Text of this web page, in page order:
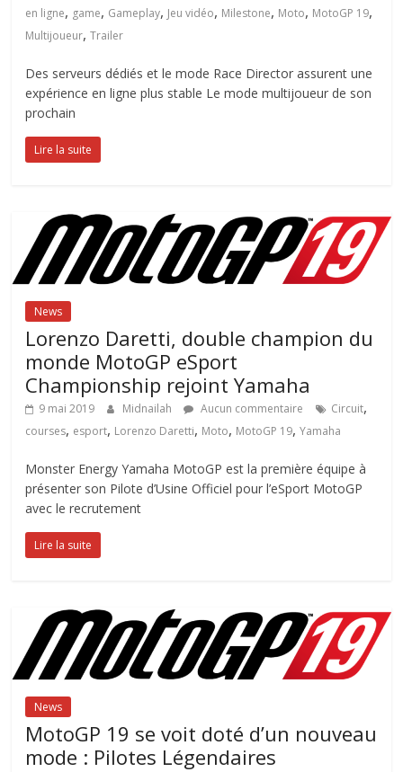
en ligne, game, Gameplay, Jeu vidéo, Milestone, Moto, MotoGP 19,
Multijoueur,Trailer
Des serveurs dédiés et le mode Race Director assurent une
expérience en ligne plus stable Le mode multijoueur de son
prochain
Lire la suite
News
Lorenzo Daretti, double champion du
monde MotoGP eSport
Championship rejoint Yamaha
9 mai 2019 Midnailah Aucun commentaire Circuit,
courses, esport, Lorenzo Daretti, Moto, MotoGP 19,Yamaha
Monster Energy Yamaha MotoGP est la première équipe à
présenter son Pilote d’Usine Officiel pour l’eSport MotoGP
avec le recrutement
Lire la suite
News
MotoGP 19 se voit doté d’un nouveau
mode : Pilotes Légendaires